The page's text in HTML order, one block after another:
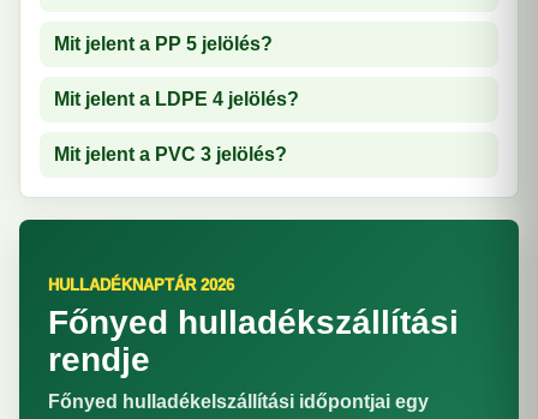
Mit jelent a PP 5 jelölés?
Mit jelent a LDPE 4 jelölés?
Mit jelent a PVC 3 jelölés?
HULLADÉKNAPTÁR 2026
Főnyed hulladékszállítási
rendje
Főnyed hulladékelszállítási időpontjai egy